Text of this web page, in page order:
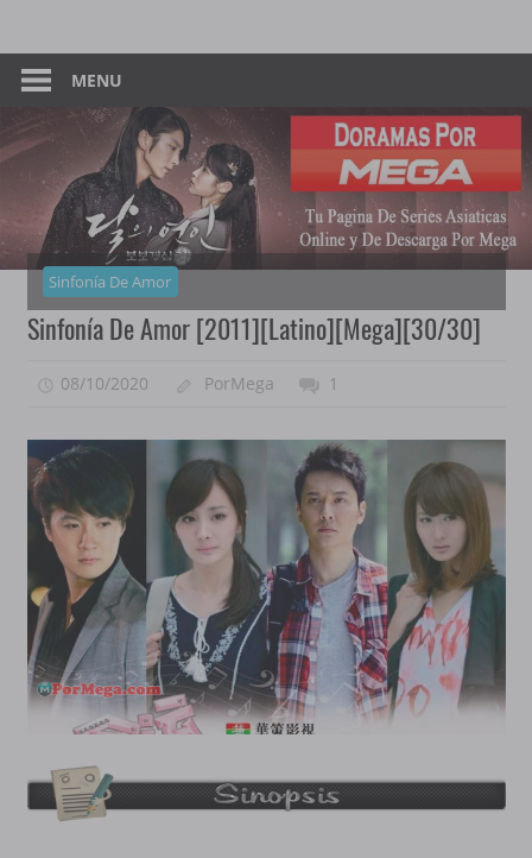
content
Dorama
–
Por
Mega
Pagina
Descarga
Por
Mega
MENU
Sinfonía De Amor
Sinfonía De Amor [2011][Latino][Mega][30/30]
08/10/2020 PorMega 1